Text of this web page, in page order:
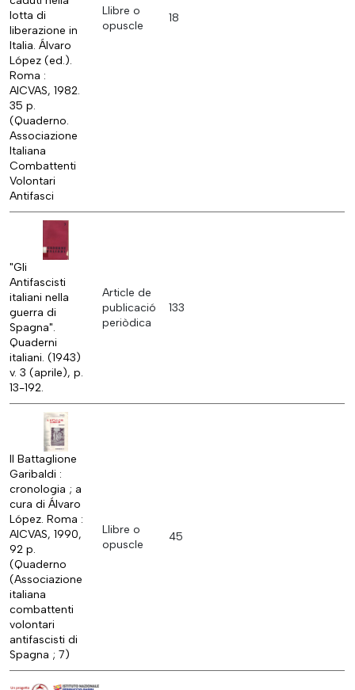
lotta di
liberazione in
Italia. Álvaro
López (ed.).
Roma :
AICVAS, 1982.
35 p.
(Quaderno.
Associazione
Italiana
Combattenti
Volontari
Antifasci
Llibre o
opuscle
18
"Gli
Antifascisti
italiani nella
guerra di
Spagna".
Quaderni
italiani. (1943)
v. 3 (aprile), p.
13-192.
Article de
publicació
periòdica
133
Il Battaglione
Garibaldi :
cronologia ; a
cura di Álvaro
López. Roma :
AICVAS, 1990,
92 p.
(Quaderno
(Associazione
italiana
combattenti
volontari
antifascisti di
Spagna ; 7)
Llibre o
opuscle
45